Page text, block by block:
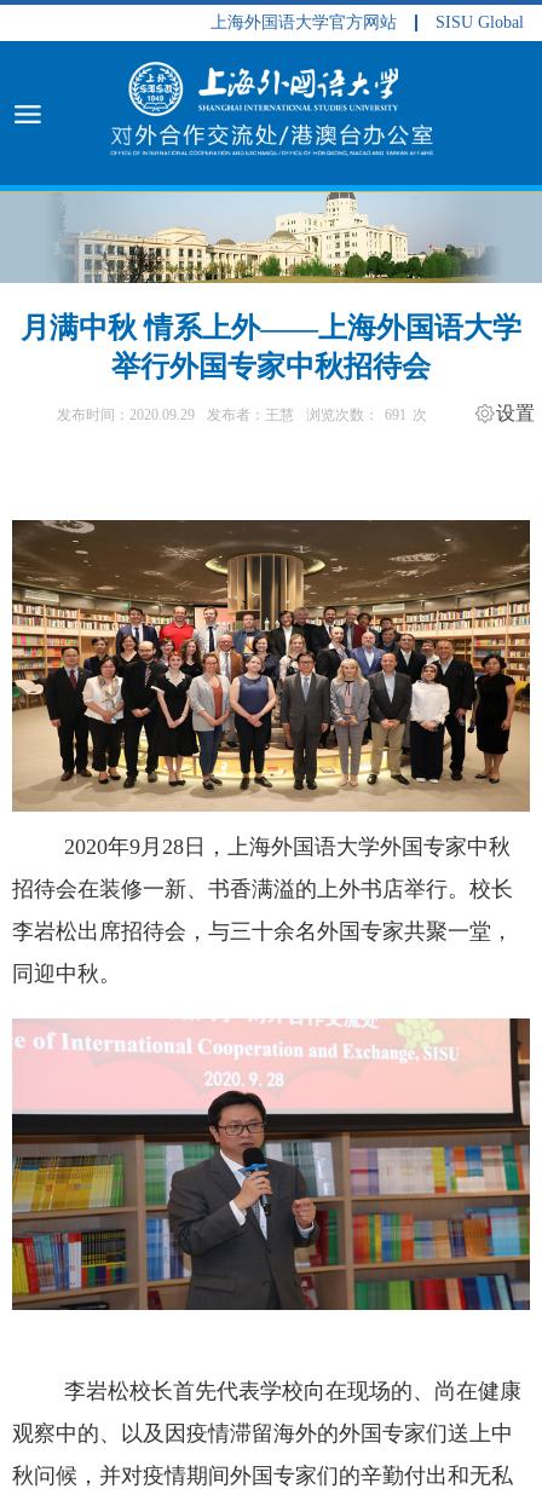
上海外国语大学官方网站 SISU Global
月满中秋 情系上外——上海外国语大学
举行外国专家中秋招待会
发布时间：2020.09.29 发布者：王慧 浏览次数： 691 次 设置
2020年9 月 28日，上海外国语大学外国专家中秋
招待会在装修一新、书香满溢的上外书店举行。校长
李岩松出席招待会，与三十余名外国专家共聚一堂，
同迎中秋。
李岩松校长首先代表学校向在现场的、尚在健康
观察中的、以及因疫情滞留海外的外国专家们送上中
秋问候，并对疫情期间外国专家们的辛勤付出和无私